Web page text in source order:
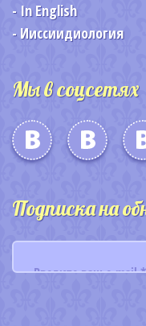
In English
Ииссиидиология
Мы в соцсетях
Подписка на